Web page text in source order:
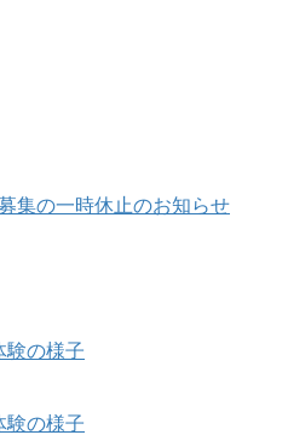
集の一時休止のお知らせ
験の様子
験の様子